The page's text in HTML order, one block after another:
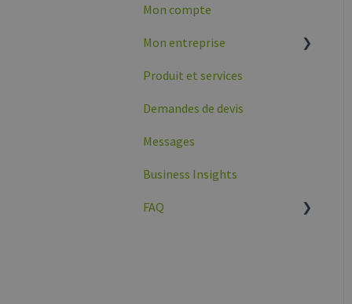
Mon compte
Mon entreprise
Présentation de
d'entreprise
Produit et services
Demandes de devis
Messages
Business Insights
FAQ